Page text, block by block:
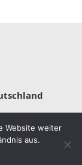
Leitbild
Website weiter
aus.